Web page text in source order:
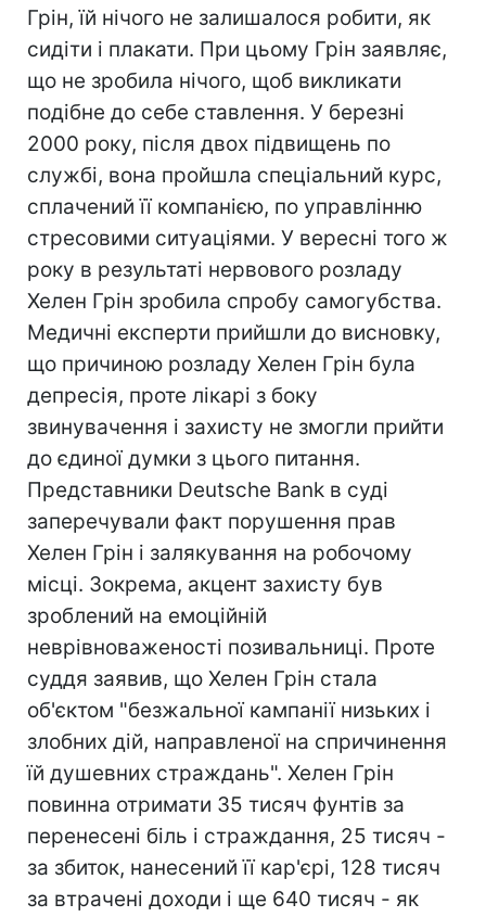
Грін, їй нічого не залишалося робити, як
сидіти і плакати. При цьому Грін заявляє,
що не зробила нічого, щоб викликати
подібне до себе ставлення. У березні
2000 року, після двох підвищень по
службі, вона пройшла спеціальний курс,
сплачений її компанією, по управлінню
стресовими ситуаціями. У вересні того ж
року в результаті нервового розладу
Хелен Грін зробила спробу самогубства.
Медичні експерти прийшли до висновку,
що причиною розладу Хелен Грін була
депресія, проте лікарі з боку
звинувачення і захисту не змогли прийти
до єдиної думки з цього питання.
Представники Deutsche Bank в суді
заперечували факт порушення прав
Хелен Грін і залякування на робочому
місці. Зокрема, акцент захисту був
зроблений на емоційній
неврівноваженості позивальниці. Проте
суддя заявив, що Хелен Грін стала
об'єктом "безжальної кампанії низьких і
злобних дій, направленої на спричинення
їй душевних страждань". Хелен Грін
повинна отримати 35 тисяч фунтів за
перенесені біль і страждання, 25 тисяч -
за збиток, нанесений її кар'єрі, 128 тисяч
за втрачені доходи і ще 640 тисяч - як